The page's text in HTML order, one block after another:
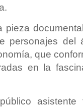
pieza
personajes
que
en la